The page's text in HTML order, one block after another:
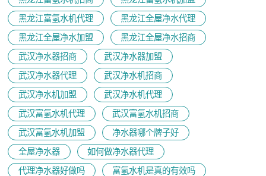
黑龙江富氢水机代理
黑龙江全屋净水代理
黑龙江全屋净水加盟
黑龙江全屋净水招商
武汉净水器招商
武汉净水器加盟
武汉净水器代理
武汉净水机招商
武汉净水机加盟
武汉净水机代理
武汉富氢水机代理
武汉富氢水机招商
武汉富氢水机加盟
净水器哪个牌子好
全屋净水器
如何做净水器代理
代理净水器好做吗
富氢水机是真的有效吗